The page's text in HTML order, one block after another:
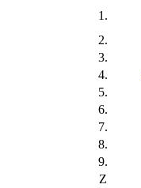
1.
2.
3.
4.
5.
6.
7.
8.
9.
Z